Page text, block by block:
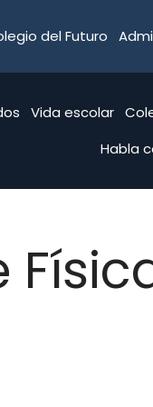
del Futuro
Vida escolar
Habla